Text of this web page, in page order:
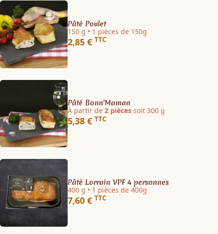
Pâté Poulet
150 g • 1 pièces de 150g
2,85 € TTC
Pâté Bonn'Maman
À partir de 2 piècessoit 300 g
5,38 € TTC
Pâté Lorrain VPF 4 personnes
400 g • 1 pièces de 400g
7,60 € TTC